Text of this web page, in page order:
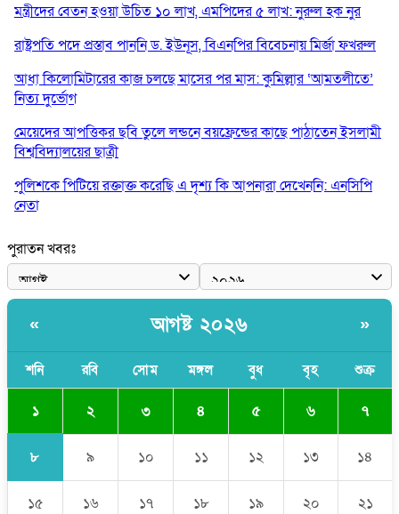
মন্ত্রীদের বেতন হওয়া উচিত ১০ লাখ, এমপিদের ৫ লাখ: নুরুল হক নুর
রাষ্ট্রপতি পদে প্রস্তাব পাননি ড. ইউনূস, বিএনপির বিবেচনায় মির্জা ফখরুল
আধা কিলোমিটারের কাজ চলছে মাসের পর মাস: কুমিল্লার ‘আমতলীতে’
নিত্য দুর্ভোগ
মেয়েদের আপত্তিকর ছবি তুলে লন্ডনে বয়ফ্রেন্ডের কাছে পাঠাতেন ইসলামী
বিশ্ববিদ্যালয়ের ছাত্রী
পুলিশকে পিটিয়ে রক্তাক্ত করেছি এ দৃশ্য কি আপনারা দেখেননি: এনসিপি
নেতা
পাঁচ দেশি মাছে মিলল মাইক্রোপ্লাস্টিক, সবচেয়ে বেশি কই মাছে
বাংলাদেশী কর্মীদের আকামা নিয়ে বড় সুখবর দিলো সৌদি সরকার
ওয়াজেদ জয়
সাকিব আল হাসানের বাড়িতে আগুন, পেট্রলবোমা বিস্ফোরণ
পুরাতন খবরঃ
« আগষ্ট ২০২৬ »
শনি রবি সোম মঙ্গল বুধ বৃহ শুক্র
১ ২ ৩ ৪ ৫ ৬ ৭
৮ ৯ ১০ ১১ ১২ ১৩ ১৪
১৫ ১৬ ১৭ ১৮ ১৯ ২০ ২১